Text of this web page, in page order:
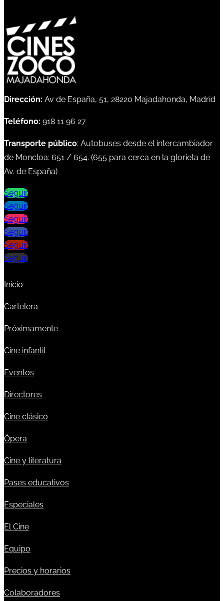
Dirección: Av de España, 51, 28220 Majadahonda, Madrid
Teléfono: 918 11 96 27
Transporte público: Autobuses desde el intercambiador
de Moncloa: 651 / 654. (655 para cerca en la glorieta de
Av. de España)
Seguir
Seguir
Seguir
Seguir
Seguir
Seguir
Inicio
Cartelera
Próximamente
Cine infantil
Eventos
Directores
Cine clásico
Ópera
Cine y literatura
Pases educativos
Especiales
El Cine
Equipo
Precios y horarios
Colaboradores